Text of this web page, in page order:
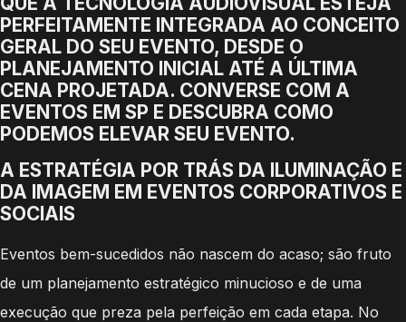
PERFEITAMENTE INTEGRADA AO CONCEITO
GERAL DO SEU EVENTO, DESDE O
PLANEJAMENTO INICIAL ATÉ A ÚLTIMA
CENA PROJETADA. CONVERSE COM A
EVENTOS EM SP E DESCUBRA COMO
PODEMOS ELEVAR SEU EVENTO.
A ESTRATÉGIA POR TRÁS DA ILUMINAÇÃO E
DA IMAGEM EM EVENTOS CORPORATIVOS E
SOCIAIS
Eventos bem-sucedidos não nascem do acaso; são fruto
de um planejamento estratégico minucioso e de uma
execução que preza pela perfeição em cada etapa. No